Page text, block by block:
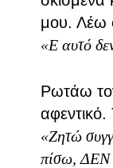
μου. Λέω
«Ε αυτό
Ρωτάω
«Ζητώ
πίσω,